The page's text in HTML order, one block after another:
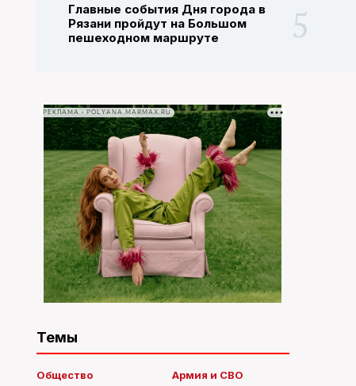
Главные события Дня города в
Рязани пройдут на Большом
пешеходном маршруте
РЕКЛАМА • POLYANA.MARMAX.RU
Темы
Общество Армия и СВО